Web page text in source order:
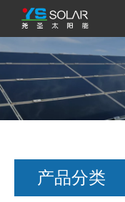
产品分类